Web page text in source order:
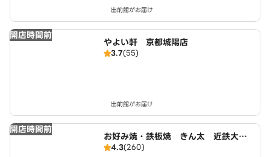
出前館がお届け
開店時間前
やよい軒 京都城陽店
3.7(55)
出前館がお届け
開店時間前
お好み焼・鉄板焼 きん太 近鉄大久
保店
4.3(260)